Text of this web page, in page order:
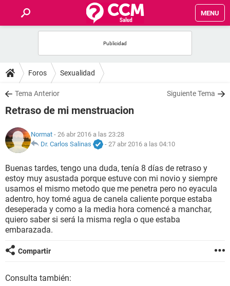
MENU
FOROS
SALUD
NUTRICIÓN
BIENESTAR
SEXUALIDAD
GLOSARIO
Foros Sexualidad
Tema Anterior Siguiente Tema
Retraso de mi menstruacion
Normat - 26 abr 2016 a las 23:28
Dr. Carlos Salinas
- 27 abr 2016 a las 04:10
Buenas tardes, tengo una duda, tenía 8 días de retraso y
estoy muy asustada porque estuve con mi novio y siempre
usamos el mismo metodo que me penetra pero no eyacula
adentro, hoy tomé agua de canela caliente porque estaba
deseperada y como a la media hora comencé a manchar,
quiero saber si será la misma regla o que estaba
embarazada.
Compartir
Consulta también: